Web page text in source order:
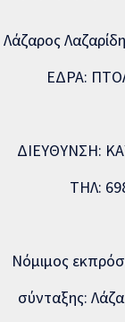
Λάζαρος
ΕΔΡΑ:
ΔΙΕΥΘΥΝΣΗ:
ΤΗΛ:
Νόμιμος
σύνταξης: